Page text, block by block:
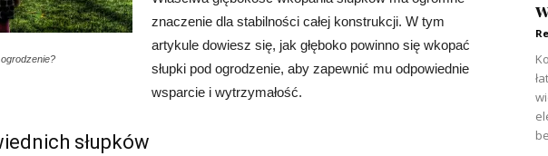
znaczenie dla stabilności całej konstrukcji. W tym
artykule dowiesz się, jak głęboko powinno się wkopać
słupki pod ogrodzenie, aby zapewnić mu odpowiednie
wsparcie i wytrzymałość.
słupków